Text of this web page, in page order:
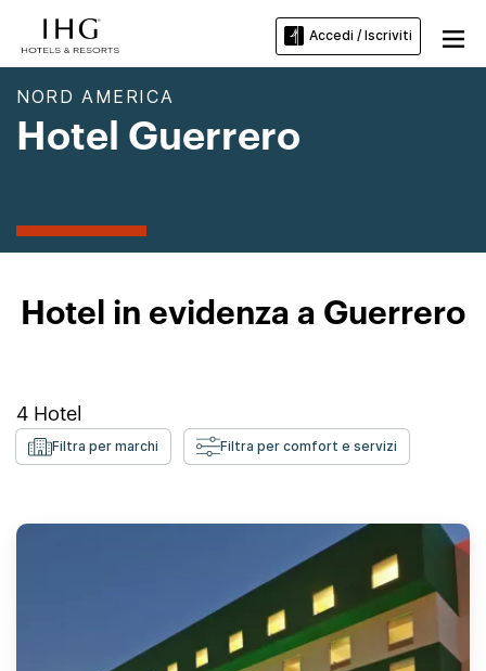
Accedi / Iscriviti
NORD AMERICA
Hotel Guerrero
Hotel in evidenza a Guerrero
4 Hotel
Filtra per marchi Filtra per comfort e servizi